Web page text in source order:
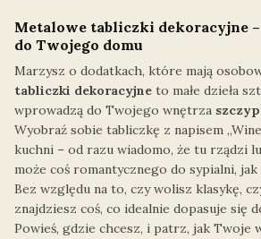
Metalowe tabliczki dekoracyjne
do Twojego domu
Marzysz o dodatkach, które mają
tabliczki dekoracyjne to małe dzieła
wprowadzą do Twojego wnętrza
Wyobraź sobie tabliczkę z napisem
kuchni – od razu wiadomo, że tu rządzi
może coś romantycznego do sypialni, jak
Bez względu na to, czy wolisz klasykę,
znajdziesz coś, co idealnie dopasuje się
Powieś, gdzie chcesz, i patrz, jak Twoje